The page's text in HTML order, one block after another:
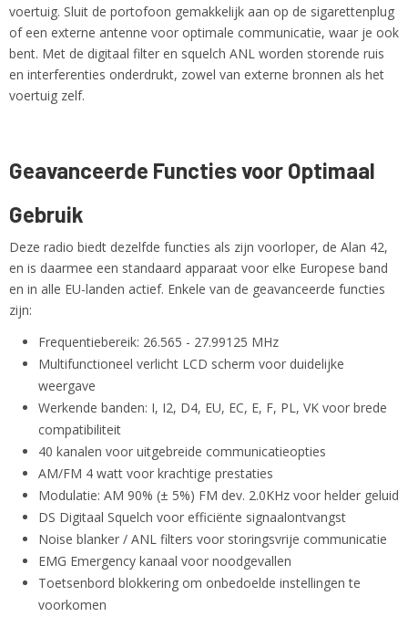
voertuig. Sluit de portofoon gemakkelijk aan op de sigarettenplug
of een externe antenne voor optimale communicatie, waar je ook
bent. Met de digitaal filter en squelch ANL worden storende ruis
en interferenties onderdrukt, zowel van externe bronnen als het
voertuig zelf.
Geavanceerde Functies voor Optimaal
Gebruik
Deze radio biedt dezelfde functies als zijn voorloper, de Alan 42,
en is daarmee een standaard apparaat voor elke Europese band
en in alle EU-landen actief. Enkele van de geavanceerde functies
zijn:
Frequentiebereik: 26.565 - 27.99125 MHz
Multifunctioneel verlicht LCD scherm voor duidelijke
weergave
Werkende banden: I, I2, D4, EU, EC, E, F, PL, VK voor brede
compatibiliteit
40 kanalen voor uitgebreide communicatieopties
AM/FM 4 watt voor krachtige prestaties
Modulatie: AM 90% (± 5%) FM dev. 2.0KHz voor helder geluid
DS Digitaal Squelch voor efficiënte signaalontvangst
Noise blanker / ANL filters voor storingsvrije communicatie
EMG Emergency kanaal voor noodgevallen
Toetsenbord blokkering om onbedoelde instellingen te
voorkomen